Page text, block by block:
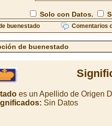
Solo con Datos.
buenestado Comentarios
de buenestado
es un Apellido de Origen
Sin Datos